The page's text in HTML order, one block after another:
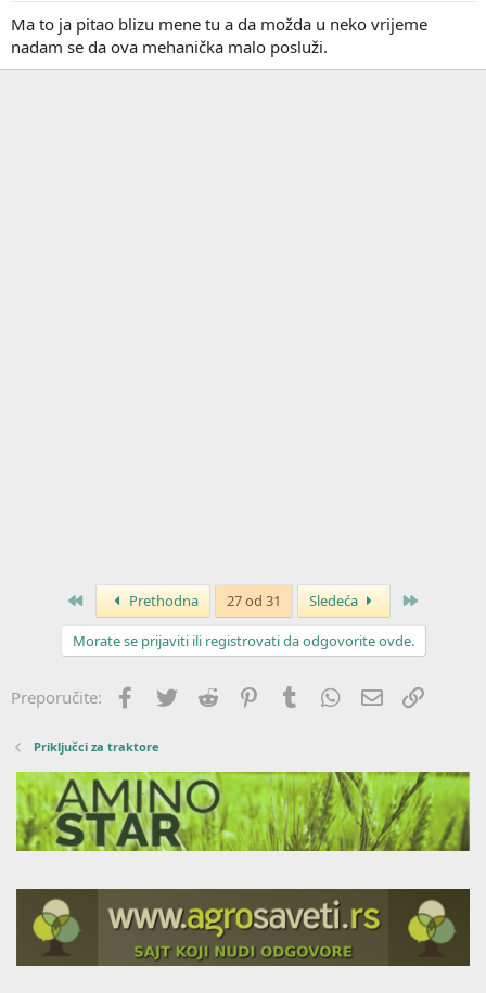
Ma to ja pitao blizu mene tu a da možda u neko vrijeme
nadam se da ova mehanička malo posluži.
Prvo Prethodna 27 od 31 Sledeća
Morate se prijaviti ili registrovati da odgovorite ovde.
Preporučite: Facebook
Twitter Reddit PinterestTumblr WhatsApp
Imejl
Priključci za traktore